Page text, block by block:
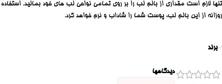
تنها لازم است مقداری از بالم لب را بر روی تمامی نواحی لب های خود بمالید. استفاده
روزانه از این بالم لب، پوست شما را شاداب و نرم خواهد کرد.
برند
دیدگاهها